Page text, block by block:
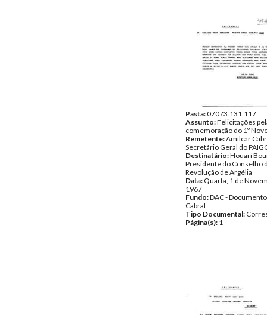
Pasta:07073.131.117
Assunto:Felicitações
comemoração do 1º
Remetente:Amílcar
Secretário Geral do
Destinatário:Houari
Presidente do Conselho
Revolução de Argélia
Data: Quarta, 1 de
1967
Fundo:DAC -
Cabral
Tipo Documental:
Página(s): 1